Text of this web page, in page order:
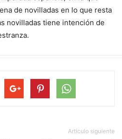
de novilladas en lo que resta
novilladas tiene intención de
Artículo siguiente